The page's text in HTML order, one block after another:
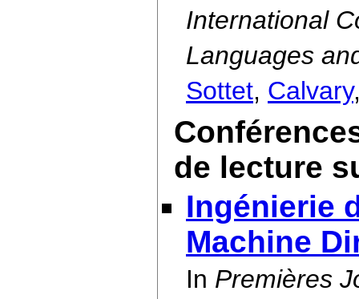
International
Languages
Sottet, Calvary
de lecture
Ingénierie
Machine
In Premières